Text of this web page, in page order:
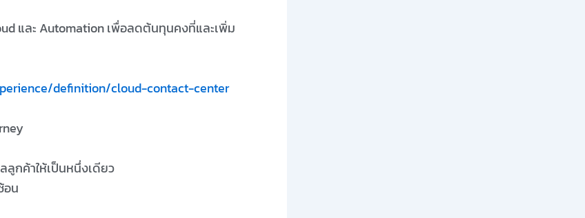
และ Automation เพื่อลดต้นทุนคงที่และเพิ่ม
definition/cloud-contact-center
ลูกค้าให้เป็นหนึ่งเดียว
อน